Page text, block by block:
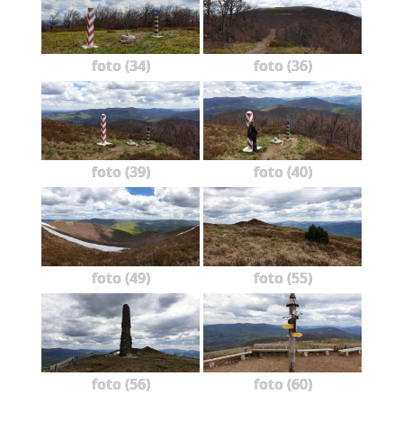
foto (34) foto (36)
foto (39) foto (40)
foto (49) foto (55)
foto (56) foto (60)